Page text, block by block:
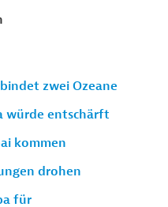
zwei Ozeane
würde entschärft
kommen
drohen
für